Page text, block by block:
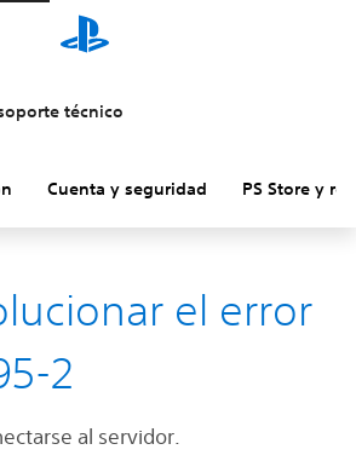
técnico
Cuenta y seguridad PS Store y
el error
2
al servidor.